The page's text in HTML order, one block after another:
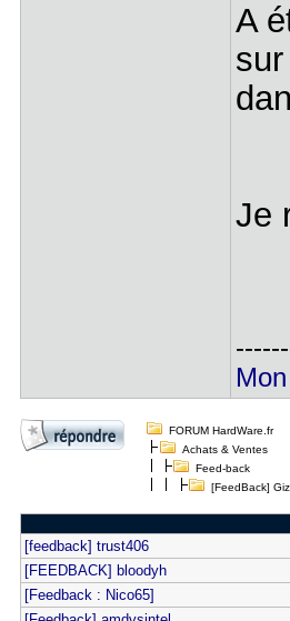
A
Je
FORUM HardWare.fr
Achats & Ventes
Feed-back
[FeedBack]
[feedback] trust406
[FEEDBACK] bloodyh
[Feedback : Nico65]